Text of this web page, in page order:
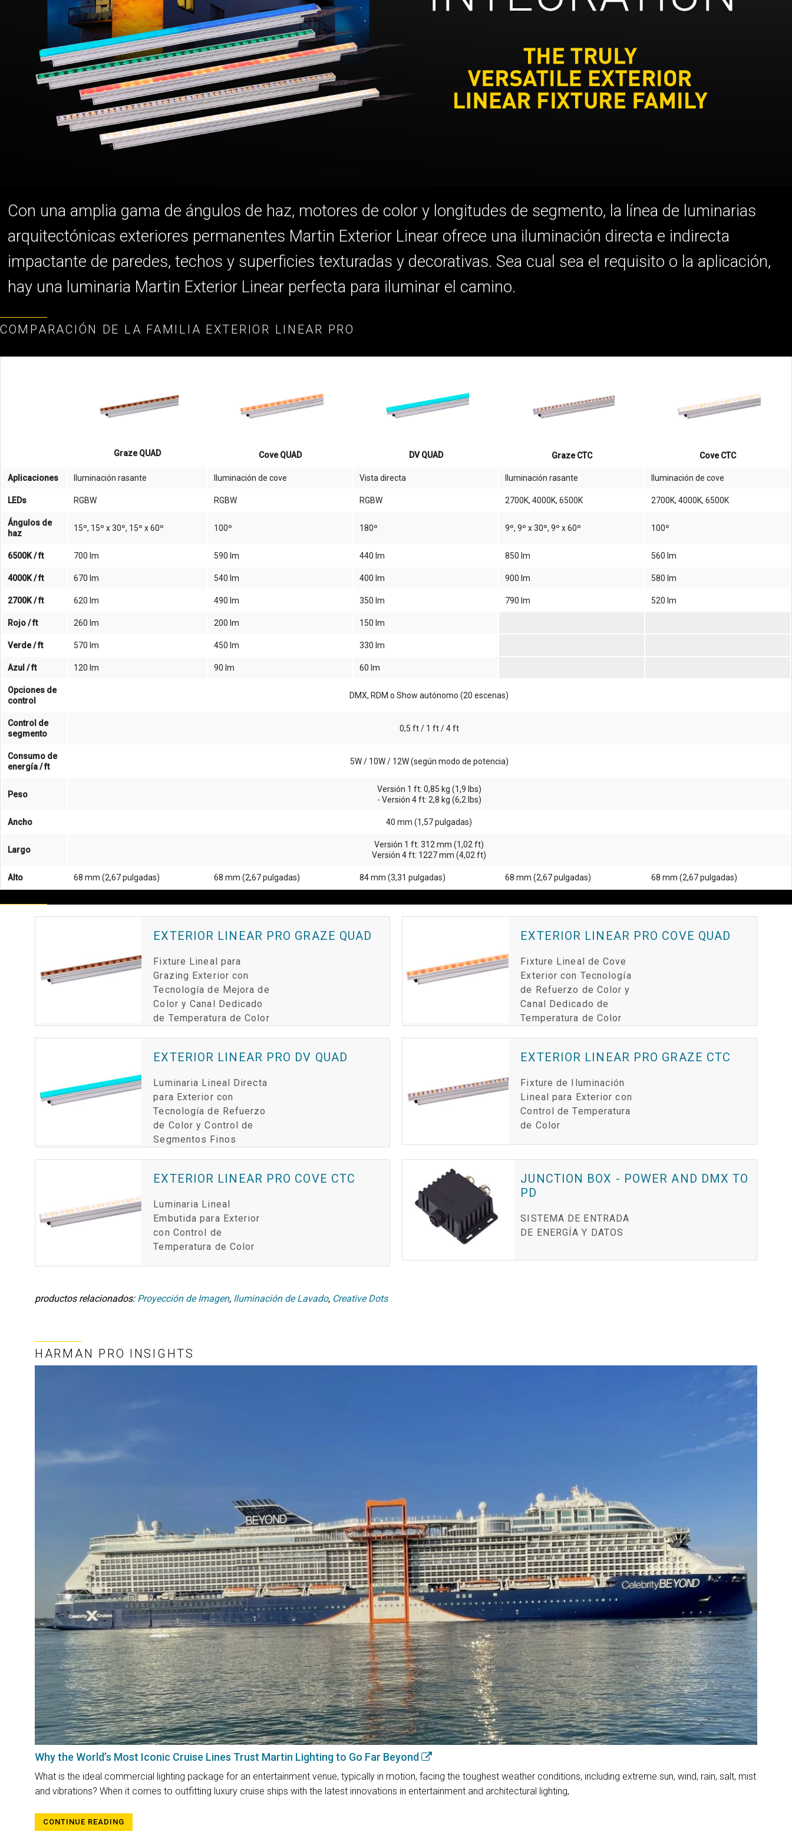
Con una amplia gama de ángulos de haz, motores de color y longitudes de segmento, la línea de luminarias
arquitectónicas exteriores permanentes Martin Exterior Linear ofrece una iluminación directa e indirecta
impactante de paredes, techos y superficies texturadas y decorativas. Sea cual sea el requisito o la aplicación,
hay una luminaria Martin Exterior Linear perfecta para iluminar el camino.
COMPARACIÓN DE LA FAMILIA EXTERIOR LINEAR PRO
Graze QUAD Cove QUAD DV QUAD Graze CTC Cove CTC
Aplicaciones Iluminación rasante Iluminación de cove Vista directa Iluminación rasante Iluminación de cove
LEDs RGBW RGBW RGBW 2700K, 4000K, 6500K 2700K, 4000K, 6500K
Ángulos de
haz
15º, 15º x 30º, 15º x 60º 100º 180º 9º, 9º x 30º, 9º x 60º 100º
6500K / ft 700 lm 590 lm 440 lm 850 lm 560 lm
4000K / ft 670 lm 540 lm 400 lm 900 lm 580 lm
2700K / ft 620 lm 490 lm 350 lm 790 lm 520 lm
Rojo / ft 260 lm 200 lm 150 lm
Verde / ft 570 lm 450 lm 330 lm
Azul / ft 120 lm 90 lm 60 lm
Opciones de
control
DMX, RDM o Show autónomo (20 escenas)
Control de
segmento
0,5 ft / 1 ft / 4 ft
Consumo de
energía / ft
5W / 10W / 12W (según modo de potencia)
Peso
Versión 1 ft: 0,85 kg (1,9 lbs)
- Versión 4 ft: 2,8 kg (6,2 lbs)
Ancho 40 mm (1,57 pulgadas)
Largo
Versión 1 ft: 312 mm (1,02 ft)
Versión 4 ft: 1227 mm (4,02 ft)
Alto 68 mm (2,67 pulgadas) 68 mm (2,67 pulgadas) 84 mm (3,31 pulgadas) 68 mm (2,67 pulgadas) 68 mm (2,67 pulgadas)
EXTERIOR LINEAR PRO GRAZE QUAD
Fixture Lineal para
Grazing Exterior con
Tecnología de Mejora de
Color y Canal Dedicado
de Temperatura de Color
EXTERIOR LINEAR PRO COVE QUAD
Fixture Lineal de Cove
Exterior con Tecnología
de Refuerzo de Color y
Canal Dedicado de
Temperatura de Color
EXTERIOR LINEAR PRO DV QUAD
Luminaria Lineal Directa
para Exterior con
Tecnología de Refuerzo
de Color y Control de
Segmentos Finos
EXTERIOR LINEAR PRO GRAZE CTC
Fixture de Iluminación
Lineal para Exterior con
Control de Temperatura
de Color
EXTERIOR LINEAR PRO COVE CTC
Luminaria Lineal
Embutida para Exterior
con Control de
Temperatura de Color
JUNCTION BOX - POWER AND DMX TO
PD
SISTEMA DE ENTRADA
DE ENERGÍA Y DATOS
productos relacionados: Proyección de Imagen, Iluminación de Lavado, Creative Dots
HARMAN PRO INSIGHTS
Why the World’s Most Iconic Cruise Lines Trust Martin Lighting to Go Far Beyond
What is the ideal commercial lighting package for an entertainment venue, typically in motion, facing the toughest weather conditions, including extreme sun, wind, rain, salt, mist
and vibrations? When it comes to outfitting luxury cruise ships with the latest innovations in entertainment and architectural lighting,
CONTINUE READING